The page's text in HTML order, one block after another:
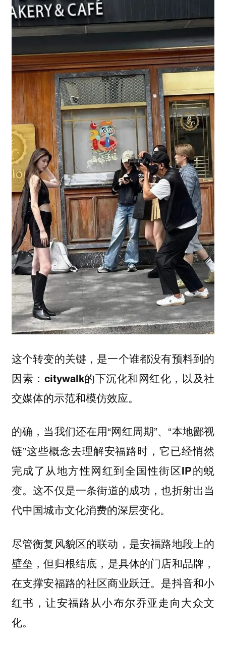
这个转变的关键，是一个谁都没有预料到的
因素： citywalk的下沉化和网红化，以及社
交媒体的示范和模仿效应。
的确，当我们还在用“网红周期”、“本地鄙视
链”这些概念去理解安福路时，它已经悄然
完成了 从地方性网红到全国性街区IP的蜕
变。这不仅是一条街道的成功，也折射出当
代中国城市文化消费的深层变化。
尽管衡复风貌区的联动，是安福路地段上的
壁垒，但归根结底， 是具体的门店和品牌，
在支撑安福路的社区商业跃迁。是抖音和小
红书，让安福路从小布尔乔亚走向大众文
化。